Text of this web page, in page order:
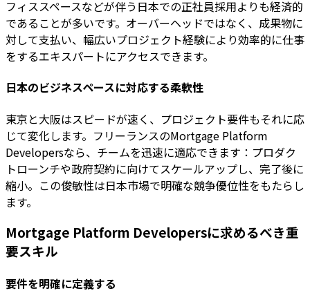
フィススペースなどが伴う日本での正社員採用よりも経済的
であることが多いです。オーバーヘッドではなく、成果物に
対して支払い、幅広いプロジェクト経験により効率的に仕事
をするエキスパートにアクセスできます。
日本のビジネスペースに対応する柔軟性
東京と大阪はスピードが速く、プロジェクト要件もそれに応
じて変化します。フリーランスのMortgage Platform
Developersなら、チームを迅速に適応できます：プロダク
トローンチや政府契約に向けてスケールアップし、完了後に
縮小。この俊敏性は日本市場で明確な競争優位性をもたらし
ます。
Mortgage Platform Developersに求めるべき重
要スキル
要件を明確に定義する